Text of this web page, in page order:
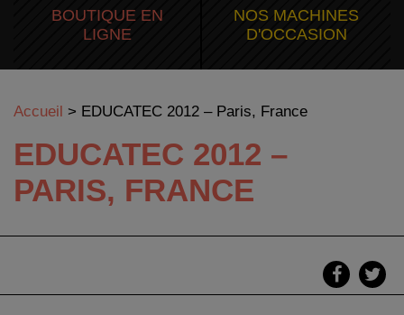
BOUTIQUE EN
LIGNE
NOS MACHINES
D'OCCASION
Accueil > EDUCATEC 2012 – Paris, France
EDUCATEC 2012 –
PARIS, FRANCE